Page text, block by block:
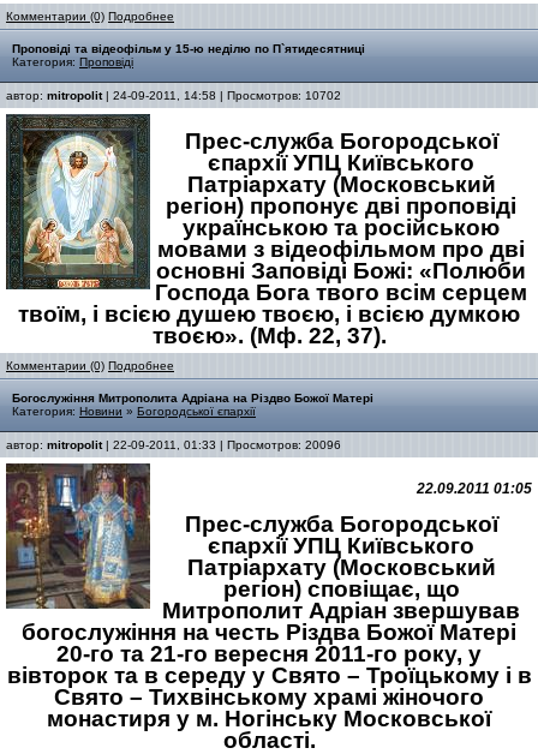
Комментарии (0) Подробнее
Проповіді та відеофільм у 15-ю неділю по П`ятидесятниці
Категория: Проповіді
автор: mitropolit| 24-09-2011, 14:58 | Просмотров: 10702
Прес-служба Богородської
єпархії УПЦ Київського
Патріархату (Московський
регіон) пропонує дві проповіді
українською та російською
мовами з відеофільмом про дві
основні Заповіді Божі: «Полюби
Господа Бога твого всім серцем
твоїм, і всією душею твоєю, і всією думкою
твоєю». (Мф. 22, 37).
Комментарии (0) Подробнее
Богослужіння Митрополита Адріана на Різдво Божої Матері
Категория: Новини » Богородської єпархії
автор: mitropolit| 22-09-2011, 01:33 | Просмотров: 20096
22.09.2011 01:05
Прес-служба Богородської
єпархії УПЦ Київського
Патріархату (Московський
регіон) сповіщає, що
Митрополит Адріан звершував
богослужіння на честь Різдва Божої Матері
20-го та 21-го вересня 2011-го року, у
вівторок та в середу у Свято – Троїцькому і в
Свято – Тихвінському храмі жіночого
монастиря у м. Ногінську Московської
області.